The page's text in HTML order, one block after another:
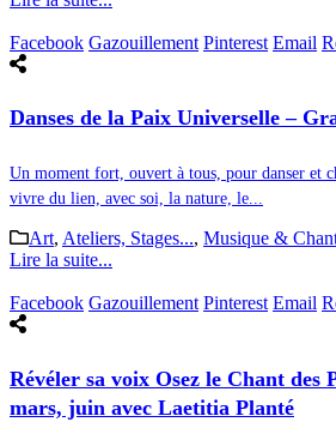
Facebook Gazouillement Pinterest Email
Danses de la Paix Universelle –
Un moment fort, ouvert à tous, pour danser et
vivre du lien, avec soi, la nature, le...
Art, Ateliers, Stages..., Musique &
Lire la suite...
Facebook Gazouillement Pinterest Email
Révéler sa voix Osez le Chant des
mars, juin avec Laetitia Planté